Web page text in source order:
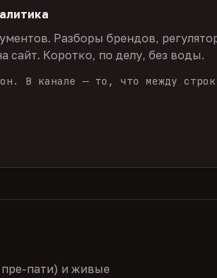
Разборы брендов,
сайт. Коротко, по делу, без воды.
В канале — то, что между
пати) и живые